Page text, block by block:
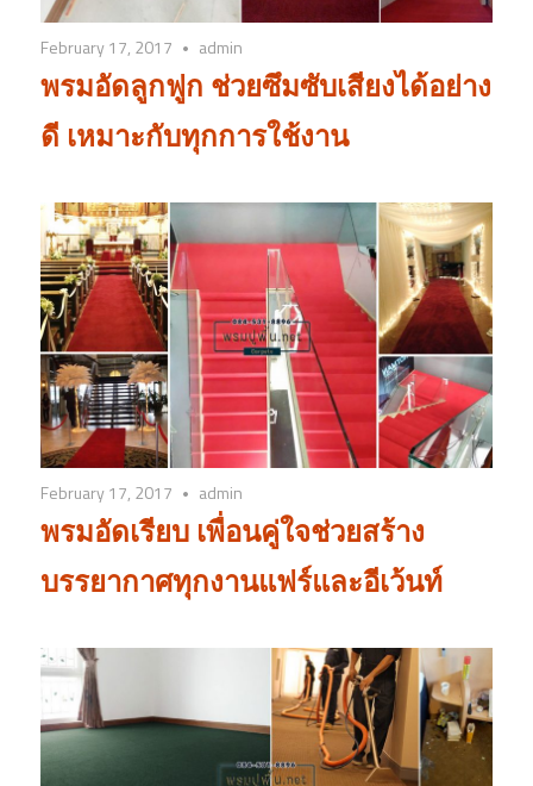
February 17, 2017 admin
พรมอัดลูกฟูก ช่วยซึมซับเสียงได้อย่าง
ดี เหมาะกับทุกการใช้งาน
February 17, 2017 admin
พรมอัดเรียบ เพื่อนคู่ใจช่วยสร้าง
บรรยากาศทุกงานแฟร์และอีเว้นท์